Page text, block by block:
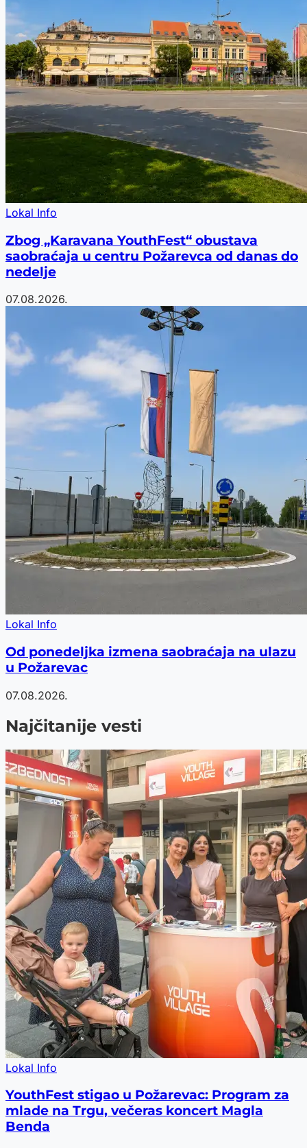
Lokal Info
Zbog „Karavana YouthFest“ obustava
saobraćaja u centru Požarevca od danas do
nedelje
07.08.2026.
Lokal Info
Od ponedeljka izmena saobraćaja na ulazu
u Požarevac
07.08.2026.
Najčitanije vesti
Lokal Info
YouthFest stigao u Požarevac: Program za
mlade na Trgu, večeras koncert Magla
Benda